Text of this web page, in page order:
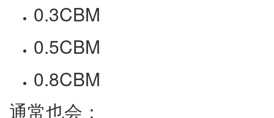
0.3CBM
0.5CBM
0.8CBM
通常也会：